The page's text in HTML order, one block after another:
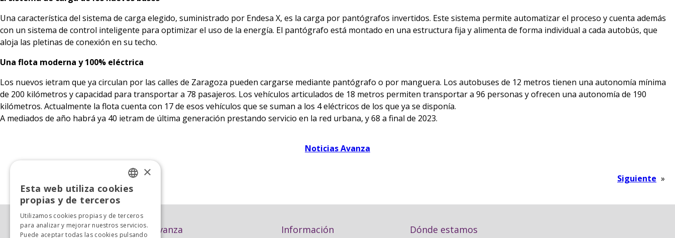
Una característica del sistema de carga elegido, suministrado por Endesa X, es la carga por pantógrafos invertidos. Este sistema permite automatizar el proceso y cuenta además
con un sistema de control inteligente para optimizar el uso de la energía. El pantógrafo está montado en una estructura fija y alimenta de forma individual a cada autobús, que
aloja las pletinas de conexión en su techo.
Una flota moderna y 100% eléctrica
Los nuevos ietram que ya circulan por las calles de Zaragoza pueden cargarse mediante pantógrafo o por manguera. Los autobuses de 12 metros tienen una autonomía mínima
de 200 kilómetros y capacidad para transportar a 78 pasajeros. Los vehículos articulados de 18 metros permiten transportar a 96 personas y ofrecen una autonomía de 190
kilómetros. Actualmente la flota cuenta con 17 de esos vehículos que se suman a los 4 eléctricos de los que ya se disponía.
A mediados de año habrá ya 40 ietram de última generación prestando servicio en la red urbana, y 68 a final de 2023.
Noticias Avanza
Siguiente »
Avanza Información Dónde estamos
SPANISH
×
Esta web utiliza cookies
propias y de terceros
Utilizamos cookies propias y de terceros
para analizar y mejorar nuestros servicios.
Puede aceptar todas las cookies pulsando